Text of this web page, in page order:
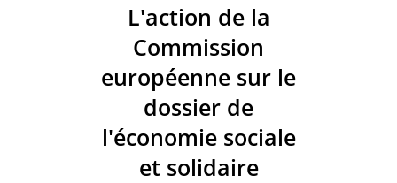
L'action de la
Commission
européenne sur le
dossier de
l'économie sociale
et solidaire